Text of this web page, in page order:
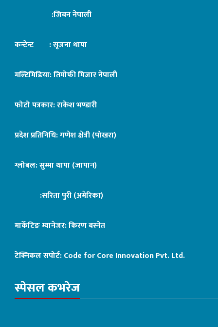
:जिबन नेपाली
कन्टेन्ट : सृजना थापा
मल्टिमिडिया: तिमोफी मिजार नेपाली
फोटो पत्रकार: राकेश भण्डारी
प्रदेश प्रतिनिधि: गणेश क्षेत्री (पोखरा)
ग्लोबल: सुम्मा थापा (जापान)
:सरिता पुरी (अमेरिका)
मार्केटिङ म्यानेजर: किरण बस्नेत
टेक्निकल सपोर्ट:Code for Core Innovation Pvt. Ltd.
स्पेसल कभरेज